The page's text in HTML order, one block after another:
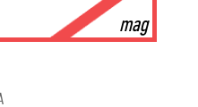
mag